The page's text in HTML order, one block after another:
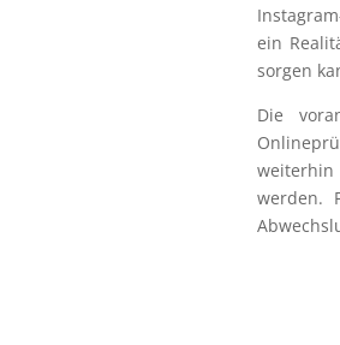
ein
sorgen
Die
werden.